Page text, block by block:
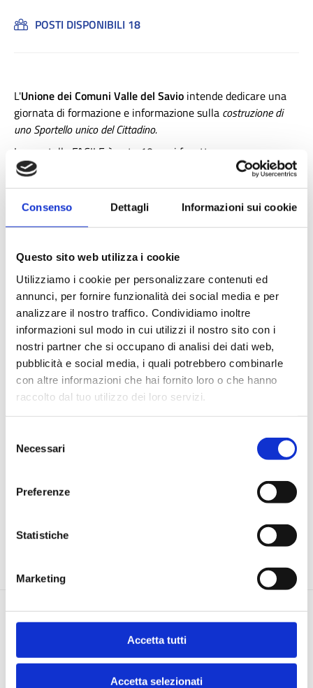
Consenso Dettagli Informazioni sui cookie
Questo sito web utilizza i cookie
Utilizziamo i cookie per personalizzare contenuti ed
annunci, per fornire funzionalità dei social media e per
analizzare il nostro traffico. Condividiamo inoltre
informazioni sul modo in cui utilizzi il nostro sito con i
nostri partner che si occupano di analisi dei dati web,
pubblicità e social media, i quali potrebbero combinarle
con altre informazioni che hai fornito loro o che hanno
raccolto dal tuo utilizzo dei loro servizi.
delNecessari
Preferenze
Statistiche
Marketing
Accetta tutti
Accetta selezionati
POSTI DISPONIBILI 18
L'Unione dei Comuni Valle del Savio intende dedicare una
giornata di formazione e informazione sulla costruzione di
uno Sportello unico del Cittadino.
Lo sportello FACILE è nato 10 anni fa, attraverso una
progettazione partecipata
. Eroga circa 100 servizi in una
logica polifunzionale/polivalente su diverse aree
amministrative (anagrafe, stato civile, elettorale, carta
d’identità, visure catastali, mobilità, scuola, protocollo,
canina, ecc...).
L’ufficio è diventato un modello diffuso nei restanti comuni
dell’Unione e dal 2023 è diventato ununico Sportello
Territoriale “metropolitano”dove i cittadini possono
decidere di scegliere di usufruire non solo del proprio
municipio ma delle restanti sedi e hub periferici.
Esiste un modello di controllo della qualità e un sistema
informatico che monitora i tempi di attesa ed erogazione. A
modalità remota attraverso il sito web.
N.B. TUTTE LA PROPOSTE DEL COMUNE DI CESENA E
PER GIOVEDì 28 MAGGIO.
Documenti e atti
DETTAGLIO